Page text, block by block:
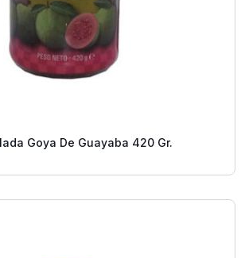
Goya De Guayaba 420 Gr.